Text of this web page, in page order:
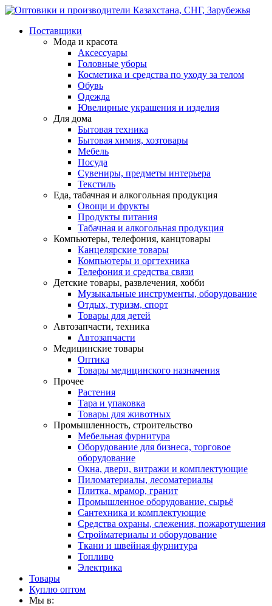
Поставщики
Мода и красота
Аксессуары
Головные уборы
Косметика и средства по уходу за телом
Обувь
Одежда
Ювелирные украшения и изделия
Для дома
Бытовая техника
Бытовая химия, хозтовары
Мебель
Посуда
Сувениры, предметы интерьера
Текстиль
Еда, табачная и алкогольная продукция
Овощи и фрукты
Продукты питания
Табачная и алкогольная продукция
Компьютеры, телефония, канцтовары
Канцелярские товары
Компьютеры и оргтехника
Телефония и средства связи
Детские товары, развлечения, хобби
Музыкальные инструменты, оборудование
Отдых, туризм, спорт
Товары для детей
Автозапчасти, техника
Автозапчасти
Медицинские товары
Оптика
Товары медицинского назначения
Прочее
Растения
Тара и упаковка
Товары для животных
Промышленность, строительство
Мебельная фурнитура
Оборудование для бизнеса, торговое
оборудование
Окна, двери, витражи и комплектующие
Пиломатериалы, лесоматериалы
Плитка, мрамор, гранит
Промышленное оборудование, сырьё
Сантехника и комплектующие
Средства охраны, слежения, пожаротушения
Стройматериалы и оборудование
Ткани и швейная фурнитура
Топливо
Электрика
Товары
Куплю оптом
Мы в: